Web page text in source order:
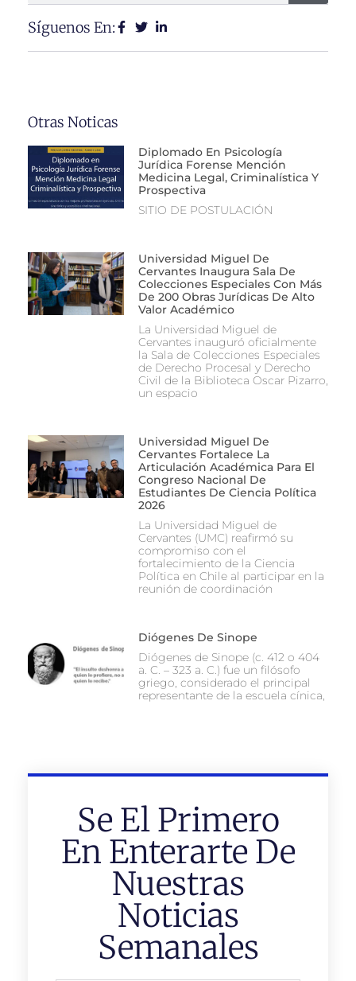
Síguenos En:
Otras Noticas
Diplomado En Psicología
Jurídica Forense Mención
Medicina Legal, Criminalística Y
Prospectiva
SITIO DE POSTULACIÓN
Universidad Miguel De
Cervantes Inaugura Sala De
Colecciones Especiales Con Más
De 200 Obras Jurídicas De Alto
Valor Académico
La Universidad Miguel de
Cervantes inauguró oficialmente
la Sala de Colecciones Especiales
de Derecho Procesal y Derecho
Civil de la Biblioteca Oscar Pizarro,
un espacio
Universidad Miguel De
Cervantes Fortalece La
Articulación Académica Para El
Congreso Nacional De
Estudiantes De Ciencia Política
2026
La Universidad Miguel de
Cervantes (UMC) reafirmó su
compromiso con el
fortalecimiento de la Ciencia
Política en Chile al participar en la
reunión de coordinación
Diógenes De Sinope
Diógenes de Sinope (c. 412 o 404
a. C. – 323 a. C.) fue un filósofo
griego, considerado el principal
representante de la escuela cínica,
Se El Primero
En Enterarte De
Nuestras
Noticias
Semanales